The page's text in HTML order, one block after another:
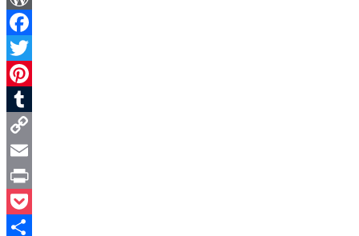
WordPress
Facebook
Twitter
Pinterest
Tumblr
Copy
Link
Email
Print
Pocket